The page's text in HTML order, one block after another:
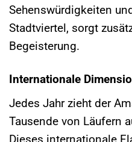
Sehenswürdigkeiten
Stadtviertel, sorgt
Begeisterung.
Internationale
Jedes Jahr zieht der
Tausende von Läufern
Dieses internationale